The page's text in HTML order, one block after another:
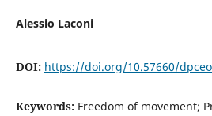
Alessio Laconi
DOI: https://doi.org/10.57660/
Keywords: Freedom of movement;